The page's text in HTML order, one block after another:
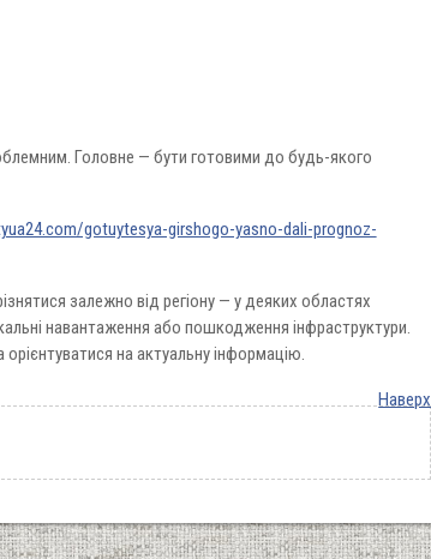
Головне — бути готовими до будь-якого
gotuytesya-girshogo-yasno-dali-prognoz-
залежно від регіону — у деяких областях
навантаження або пошкодження інфраструктури.
на актуальну інформацію.
Наверх